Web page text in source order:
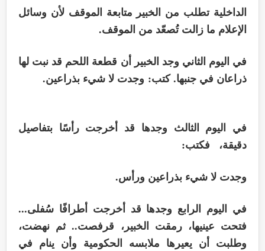
الداخلية تطلب من الخبير متابعة الموقف لأن وسائل
الإعلام ما زالت تُصعّد من الموقف.
في اليوم الثاني وجد الخبير أن قطعة اللحم قد نبت لها
ذراعان في جنبها. كتب: وجدت لا شيء بذراعين.
في اليوم الثالث وجدها قد أخرجت رأسًا بتفاصيل
دقيقة، فكتب:
وجدت لا شيء بذراعين ورأس.
في اليوم الرابع وجدها قد أخرجت أطرافًا سُفلى...
فتحت عينيها، رمقت الخبير، قرفصت.. ثم نهضت،
وطلبت أن يعيرها ملابسه الحكومية وأن ينام في